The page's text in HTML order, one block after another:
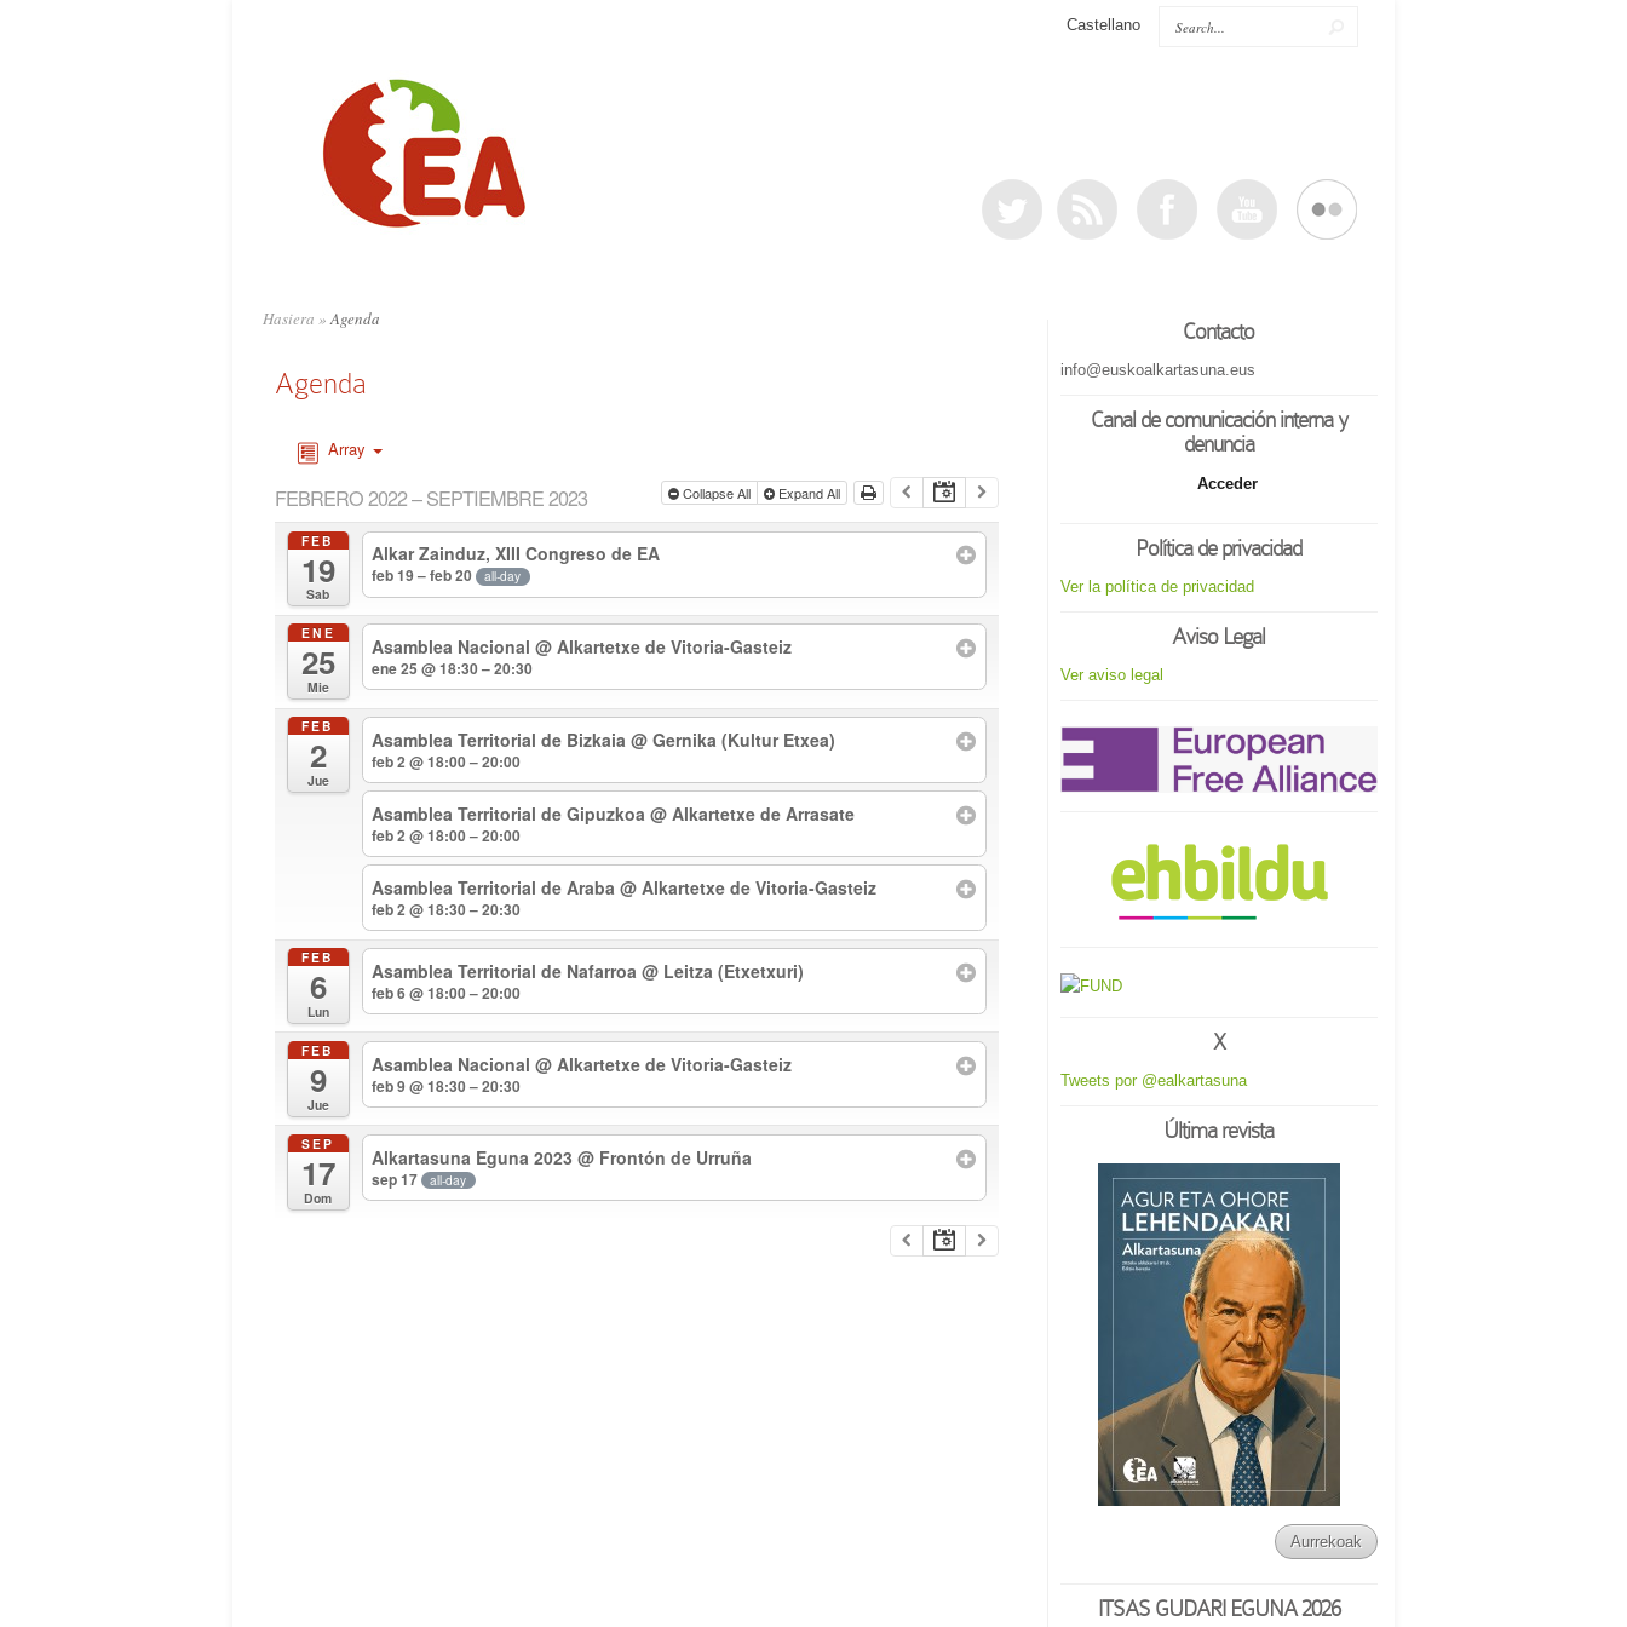
Castellano
Hasiera »Agenda
Agenda
Array
FEBRERO 2022 – SEPTIEMBRE 2023 Collapse All Expand All
FEB
19
Sab
Alkar Zainduz, XIII Congreso de EA
feb 19 – feb 20 all-day
ENE
25
Mie
Asamblea Nacional@ Alkartetxe de Vitoria-Gasteiz
ene 25 @ 18:30 – 20:30
FEB
2
Jue
Asamblea Territorial de Bizkaia@ Gernika (Kultur Etxea)
feb 2 @ 18:00 – 20:00
Asamblea Territorial de Gipuzkoa@ Alkartetxe de Arrasate
feb 2 @ 18:00 – 20:00
Asamblea Territorial de Araba@ Alkartetxe de Vitoria-Gasteiz
feb 2 @ 18:30 – 20:30
FEB
6
Lun
Asamblea Territorial de Nafarroa@ Leitza (Etxetxuri)
feb 6 @ 18:00 – 20:00
FEB
9
Jue
Asamblea Nacional@ Alkartetxe de Vitoria-Gasteiz
feb 9 @ 18:30 – 20:30
SEP
17
Dom
Alkartasuna Eguna 2023@ Frontón de Urruña
sep 17 all-day
Contacto
info@euskoalkartasuna.eus
Canal de comunicación interna y
denuncia
Acceder
Política de privacidad
Ver la política de privacidad
Aviso Legal
Ver aviso legal
X
Tweets por @ealkartasuna
Última revista
Aurrekoak
ITSAS GUDARI EGUNA 2026